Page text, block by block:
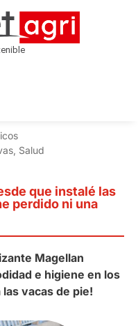
Salud
que instalé las
perdido ni una
Magellan
e higiene en los
las vacas de pie!